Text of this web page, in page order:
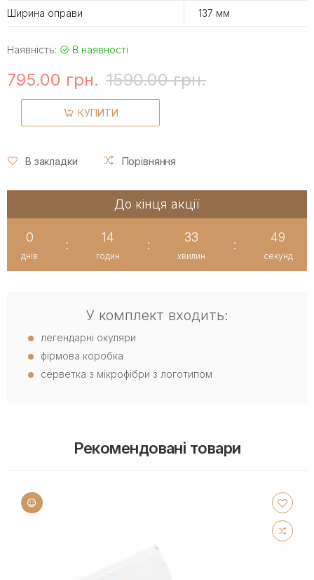
Ширина оправи 137 мм
Наявність: В наявності
795.00 грн. 1590.00 грн.
КУПИТИ
В закладки Порівняння
До кінця акції
0
днів
:
14
годин
:
33
хвилин
:
49
секунд
У комплект входить:
легендарні окуляри
фірмова коробка
серветка з мікрофібри з логотипом
Рекомендовані товари